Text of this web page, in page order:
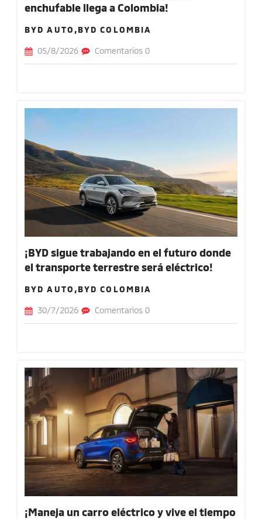
enchufable llega a Colombia!
BYD AUTO,BYD COLOMBIA
05/8/2026 Comentarios 0
¡BYD sigue trabajando en el futuro donde
el transporte terrestre será eléctrico!
BYD AUTO,BYD COLOMBIA
30/7/2026 Comentarios 0
¡Maneja un carro eléctrico y vive el tiempo